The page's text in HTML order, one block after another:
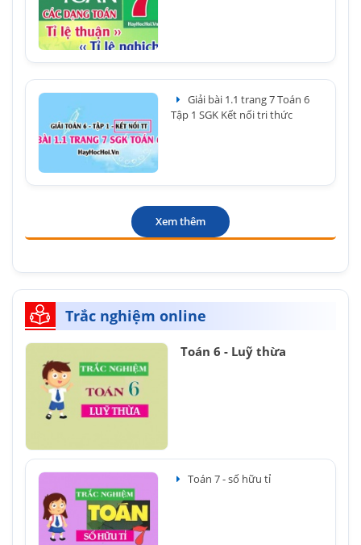
Giải bài 1.1 trang 7 Toán 6
Tập 1 SGK Kết nối tri thức
Xem thêm
Trắc nghiệm online
Toán 6 - Luỹ thừa
Toán 7 - số hữu tỉ